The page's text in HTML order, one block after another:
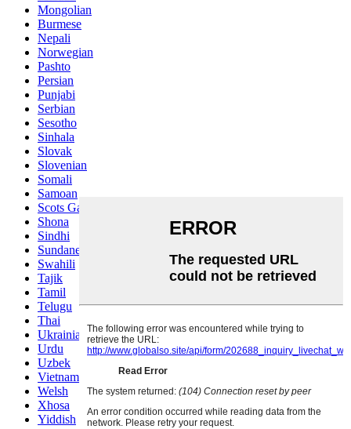
Mongolian
Burmese
Nepali
Norwegian
Pashto
Persian
Punjabi
Serbian
Sesotho
Sinhala
Slovak
Slovenian
Somali
Samoan
Scots Gaelic
Shona
Sindhi
Sundanese
Swahili
Tajik
Tamil
Telugu
Thai
Ukrainian
Urdu
Uzbek
Vietnamese
Welsh
Xhosa
Yiddish